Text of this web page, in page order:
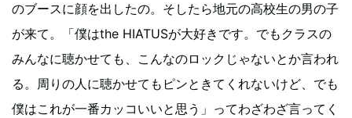
のブースに顔を出したの。そしたら地元の高校生の男の子
が来て。「僕はthe HIATUSが大好きです。でもクラスの
みんなに聴かせても、こんなのロックじゃないとか言われ
る。周りの人に聴かせてもピンときてくれないけど、でも
僕はこれが一番カッコいいと思う」ってわざわざ言ってく